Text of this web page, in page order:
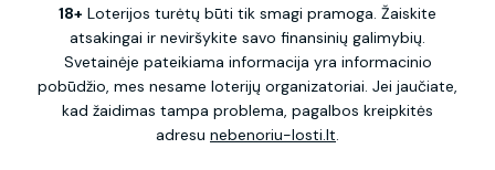
18+ Loterijos turėtų būti tik smagi pramoga. Žaiskite
atsakingai ir neviršykite savo finansinių galimybių.
Svetainėje pateikiama informacija yra informacinio
pobūdžio, mes nesame loterijų organizatoriai. Jei jaučiate,
kad žaidimas tampa problema, pagalbos kreipkitės
adresu nebenoriu-losti.lt